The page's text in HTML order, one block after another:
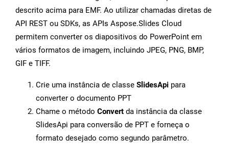
descrito acima para EMF. Ao utilizar chamadas diretas de
API REST ou SDKs, as APIs Aspose.Slides Cloud
permitem converter os diapositivos do PowerPoint em
vários formatos de imagem, incluindo JPEG, PNG, BMP,
GIF e TIFF.
Crie uma instância de classe SlidesApi para
converter o documento PPT
Chame o método Convert da instância da classe
SlidesApi para conversão de PPT e forneça o
formato desejado como segundo parâmetro.